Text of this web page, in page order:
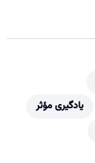
یادگیری مؤثر